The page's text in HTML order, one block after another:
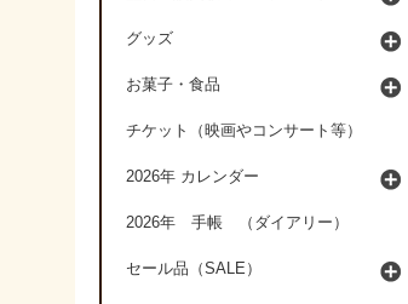
グッズ
お菓子・食品
チケット（映画やコンサート等）
2026年 カレンダー
2026年 手帳 （ダイアリー）
セール品（SALE）